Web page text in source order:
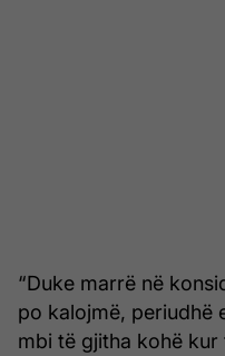
“Duke marrë në
po kalojmë, periudhë
mbi të gjitha kohë